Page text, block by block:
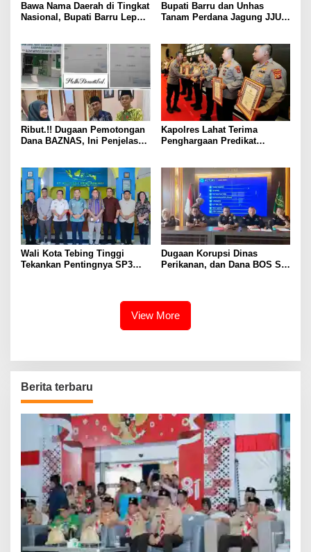
Bawa Nama Daerah di Tingkat
Nasional, Bupati Barru Lepas
Bupati Barru dan Unhas
Tanam Perdana Jagung JJUH,
Ribut.!! Dugaan Pemotongan
Dana BAZNAS, Ini Penjelasan
Kapolres Lahat Terima
Penghargaan Predikat
Wali Kota Tebing Tinggi
Tekankan Pentingnya SP3
Dugaan Korupsi Dinas
Perikanan, dan Dana BOS SD
View More
Berita terbaru